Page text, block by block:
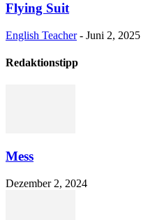
Flying Suit
English Teacher - Juni 2, 2025
Redaktionstipp
Mess
Dezember 2, 2024